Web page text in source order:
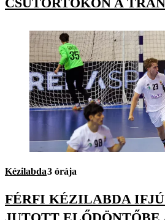
Kézilabda3 órája
FÉRFI KÉZILABDA